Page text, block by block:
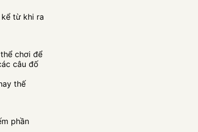
từ khi ra
chơi để
câu đố
thế
phần